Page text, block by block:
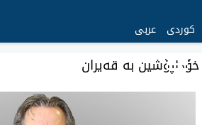
کوردی عربی
خۆداپۆشین بە قەیران